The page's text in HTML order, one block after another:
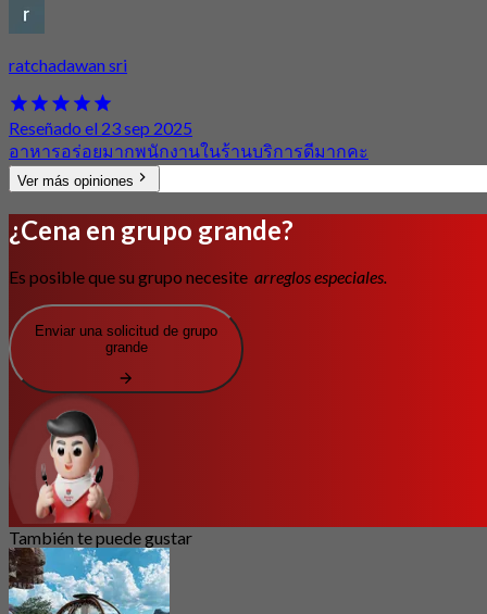
ratchadawan sri
Reseñado el 23 sep 2025
อาหารอร่อยมากพนักงานในร้านบริการดีมากคะ
Ver más opiniones
¿Cena en grupo grande?
Es posible que su grupo necesite arreglos especiales.
Enviar una solicitud de grupo
grande
También te puede gustar